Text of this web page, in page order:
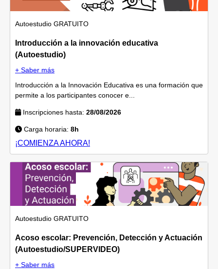
Autoestudio GRATUITO
Introducción a la innovación educativa
(Autoestudio)
+ Saber más
Introducción a la Innovación Educativa es una formación que
permite a los participantes conocer e...
Inscripciones hasta: 28/08/2026
Carga horaria: 8h
¡COMIENZA AHORA!
Autoestudio GRATUITO
Acoso escolar: Prevención, Detección y Actuación
(Autoestudio/SUPERVIDEO)
+ Saber más